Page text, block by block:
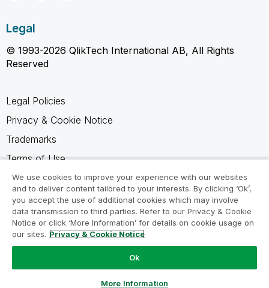
Legal
© 1993-2026 QlikTech International AB, All Rights
Reserved
Legal Policies
Privacy & Cookie Notice
Trademarks
Terms of Use
Legal Agreements
Product Terms
Do not share my info
We use cookies to improve your experience with our websites
and to deliver content tailored to your interests. By clicking ‘Ok’,
you accept the use of additional cookies which may involve
data transmission to third parties. Refer to our Privacy & Cookie
Notice or click ‘More Information’ for details on cookie usage on
our sites. Privacy & Cookie Notice
Ok
More Information